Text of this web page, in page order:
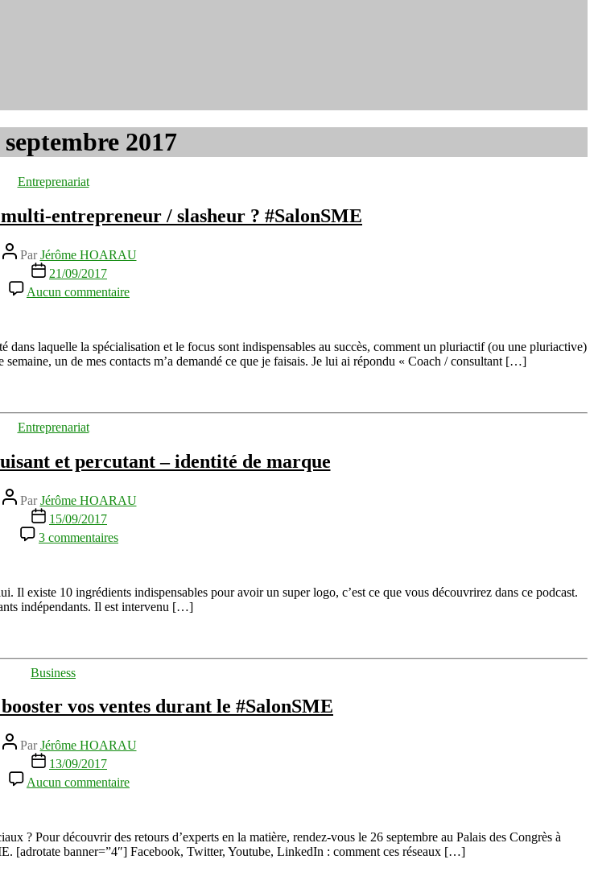
septembre 2017
Catégories
Entreprenariat
entrepreneur / slasheur ? #SalonSME
Auteur
de
l’article
ParJérôme HOARAU
Date
l’article
21/09/2017
Aucun commentaire
Comment
on
est
slasheur
dans laquelle la spécialisation et le focus sont indispensables au succès, comment un pluriactif (ou une pluriactive)
un de mes contacts m’a demandé ce que je faisais. Je lui ai répondu « Coach / consultant […]
Catégories
Entreprenariat
et percutant – identité de marque
Auteur
de
l’article
ParJérôme HOARAU
Date
de
l’article
15/09/2017
3 commentaires
Les
d’un
logo
–
marque
Il existe 10 ingrédients indispensables pour avoir un super logo, c’est ce que vous découvrirez dans ce podcast.
indépendants. Il est intervenu […]
Catégories
Business
vos ventes durant le #SalonSME
Auteur
de
l’article
ParJérôme HOARAU
Date
l’article
13/09/2017
Aucun commentaire
Parlons
pour
booster
? Pour découvrir des retours d’experts en la matière, rendez-vous le 26 septembre au Palais des Congrès à
[adrotate banner=”4″] Facebook, Twitter, Youtube, LinkedIn : comment ces réseaux […]